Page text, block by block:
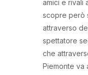
amici e rivali
scopre però
attraverso
spettatore
che
Piemonte va